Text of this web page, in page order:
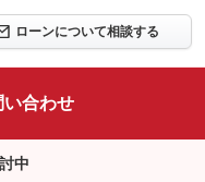
ローンについて相談する
い合わせ
中